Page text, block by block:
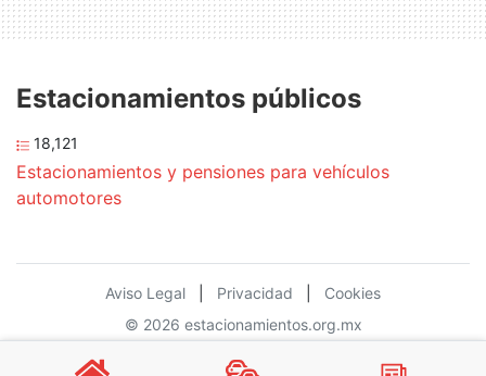
Estacionamientos públicos
18,121
Estacionamientos y pensiones para vehículos
automotores
Aviso Legal Privacidad
Cookies
© 2026 estacionamientos.org.mx